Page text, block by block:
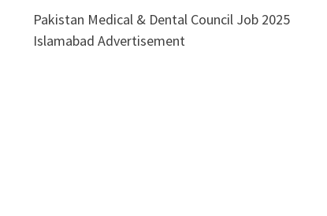
Pakistan Medical & Dental Council Job 2025
Islamabad Advertisement